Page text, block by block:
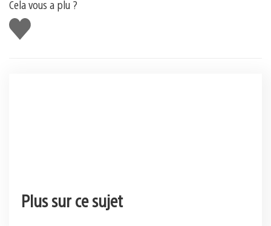
Cela vous a plu ?
J'aime
Plus sur ce sujet